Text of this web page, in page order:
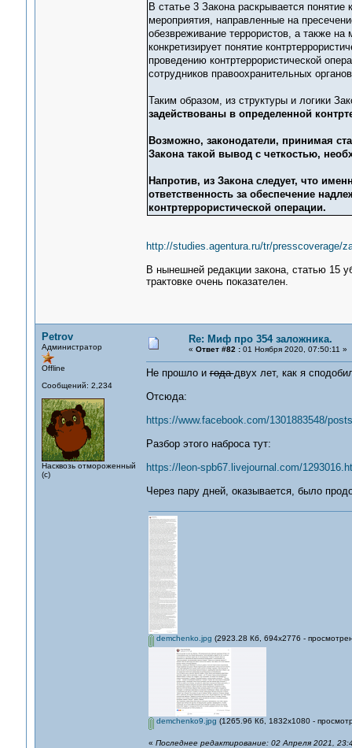
В статье 3 Закона раскрывается
мероприятия, направленные на
обезвреживание террористов, а также
конкретизирует понятие
проведению контртеррористической
сотрудников правоохранительных
Таким образом, из структуры и логики
задействованы в определенной
Возможно, законодатели, принимая
Закона такой вывод с четкостью,
Напротив, из Закона следует, что
ответственность за обеспечение
контртеррористической операции.
http://studies.agentura.ru/tr/presscoverage/
В нынешней редакции закона, статью 15
трактовке очень показателен.
Petrov
Администратор
Offline
Сообщений: 2,234
Насквозь отмороженный
(с)
Re: Миф про 354 заложника.
« Ответ #82 :01 Ноября 2020, 07:50:11 »
Не прошло игодадвух лет, как я
Отсюда:
https://www.facebook.com/1301883548/
Разбор этого наброса тут:
https://leon-spb67.livejournal.com/
Через пару дней, оказывается, было
demchenko.jpg (2923.28 Кб, 694x2776 -
demchenko9.jpg (1265.96 Кб, 1832x1080 -
« Последнее редактирование: 02 Апреля 2021,